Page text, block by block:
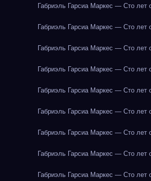
Габриэль Гарсиа Маркес — Сто лет
Габриэль Гарсиа Маркес — Сто лет
Габриэль Гарсиа Маркес — Сто лет
Габриэль Гарсиа Маркес — Сто лет
Габриэль Гарсиа Маркес — Сто лет
Габриэль Гарсиа Маркес — Сто лет
Габриэль Гарсиа Маркес — Сто лет
Габриэль Гарсиа Маркес — Сто лет
Габриэль Гарсиа Маркес — Сто лет